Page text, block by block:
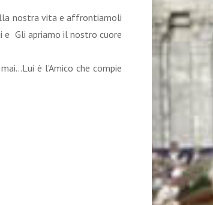
nostra vita e affrontiamoli
e Gli apriamo il nostro cuore
è l'Amico che compie